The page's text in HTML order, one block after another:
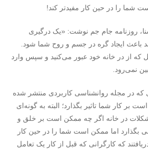
شما را در حین کار مفیدتر کند!
روزنامه جام جم نوشت: «یک درگیری
باعث ایجاد گره در جسم و روح شما شود.
که از در خانه خود عبور می‌کنید و سپس وارد
نمی‌رود.
در مجله روانشناسی کاربردی منتشر شده
بر کار شما تاثیر بگذارد؛ البته به گونه‌ای
در خانه اگر چه ممکن است بر خلق و
بگذارد اما ممکن است شما را در حین کار
که کارگرانی که قبل از کار یک تعامل